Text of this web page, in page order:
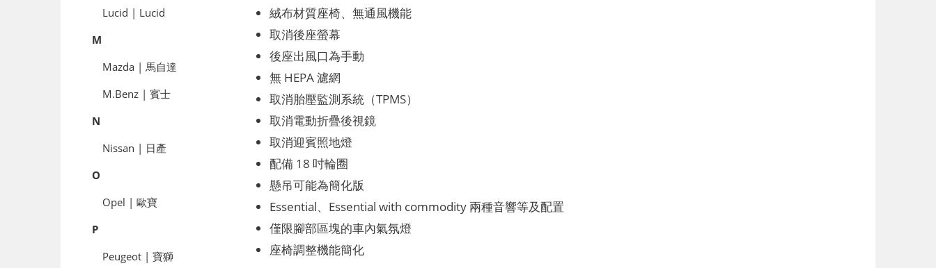
Lucid | Lucid
M
Mazda | 馬自達
M.Benz | 賓士
N
Nissan | 日產
O
Opel | 歐寶
P
Peugeot | 寶獅
絨布材質座椅、無通風機能
取消後座螢幕
後座出風口為手動
無 HEPA 濾網
取消胎壓監測系統（TPMS）
取消電動折疊後視鏡
取消迎賓照地燈
配備 18 吋輪圈
懸吊可能為簡化版
Essential、Essential with commodity 兩種音響等及配置
僅限腳部區塊的車內氣氛燈
座椅調整機能簡化